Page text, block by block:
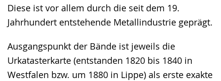
Diese ist vor allem durch die seit dem 19.
Jahrhundert entstehende Metallindustrie geprägt.
Ausgangspunkt der Bände ist jeweils die
Urkatasterkarte (entstanden 1820 bis 1840 in
Westfalen bzw. um 1880 in Lippe) als erste exakte